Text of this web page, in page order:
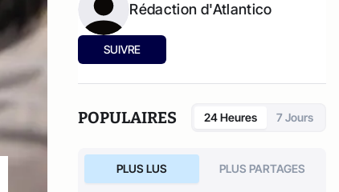
Rédaction d'Atlantico
SUIVRE
POPULAIRES 24 Heures 7 Jours
PLUS LUS PLUS PARTAGES